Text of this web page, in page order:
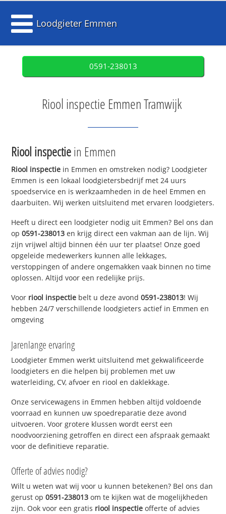
Loodgieter Emmen
0591-238013
Riool inspectie Emmen Tramwijk
Riool inspectiein Emmen
Riool inspectie in Emmen en omstreken nodig? Loodgieter
Emmen is een lokaal loodgietersbedrijf met 24 uurs
spoedservice en is werkzaamheden in de heel Emmen en
daarbuiten. Wij werken uitsluitend met ervaren loodgieters.
Heeft u direct een loodgieter nodig uit Emmen? Bel ons dan
op0591-238013 en krijg direct een vakman aan de lijn. Wij
zijn vrijwel altijd binnen één uur ter plaatse! Onze goed
opgeleide medewerkers kunnen alle lekkages,
verstoppingen of andere ongemakken vaak binnen no time
oplossen. Altijd voor een redelijke prijs.
Voor riool inspectie belt u deze avond0591-238013! Wij
hebben 24/7 verschillende loodgieters actief in Emmen en
omgeving
Jarenlange ervaring
Loodgieter Emmen werkt uitsluitend met gekwalificeerde
loodgieters en die helpen bij problemen met uw
waterleiding, CV, afvoer en riool en daklekkage.
Onze servicewagens in Emmen hebben altijd voldoende
voorraad en kunnen uw spoedreparatie deze avond
uitvoeren. Voor grotere klussen wordt eerst een
noodvoorziening getroffen en direct een afspraak gemaakt
voor de definitieve reparatie.
Offerte of advies nodig?
Wilt u weten wat wij voor u kunnen betekenen? Bel ons dan
gerust op0591-238013 om te kijken wat de mogelijkheden
zijn. Ook voor een gratis riool inspectie offerte of advies